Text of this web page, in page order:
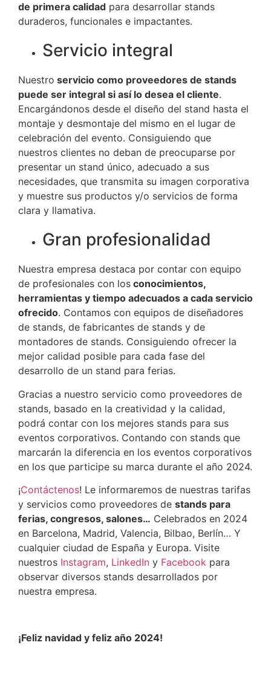
de primera calidad para desarrollar stands
duraderos, funcionales e impactantes.
Servicio integral
Nuestro servicio como proveedores de stands
puede ser integral si así lo desea el cliente.
Encargándonos desde el diseño del stand hasta el
montaje y desmontaje del mismo en el lugar de
celebración del evento. Consiguiendo que
nuestros clientes no deban de preocuparse por
presentar un stand único, adecuado a sus
necesidades, que transmita su imagen corporativa
y muestre sus productos y/o servicios de forma
clara y llamativa.
Gran profesionalidad
Nuestra empresa destaca por contar con equipo
de profesionales con los conocimientos,
herramientas y tiempo adecuados a cada servicio
ofrecido. Contamos con equipos de diseñadores
de stands, de fabricantes de stands y de
montadores de stands. Consiguiendo ofrecer la
mejor calidad posible para cada fase del
desarrollo de un stand para ferias.
Gracias a nuestro servicio como proveedores de
stands, basado en la creatividad y la calidad,
podrá contar con los mejores stands para sus
eventos corporativos. Contando con stands que
marcarán la diferencia en los eventos corporativos
en los que participe su marca durante el año 2024.
¡Contáctenos! Le informaremos de nuestras tarifas
y servicios como proveedores de stands para
ferias, congresos, salones… Celebrados en 2024
en Barcelona, Madrid, Valencia, Bilbao, Berlín… Y
cualquier ciudad de España y Europa. Visite
nuestros Instagram, LinkedIn y Facebook para
observar diversos stands desarrollados por
nuestra empresa.
¡Feliz navidad y feliz año 2024!